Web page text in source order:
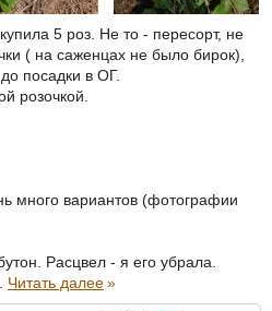
5 роз. Не то - пересорт, не
( на саженцах не было бирок),
посадки в ОГ.
розочкой.
много вариантов (фотографии
Расцвел - я его убрала.
Читать далее»